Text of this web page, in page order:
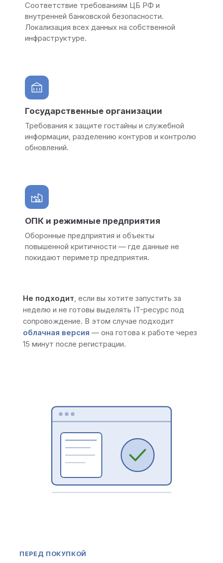
Соответствие требованиям ЦБ РФ и
внутренней банковской безопасности.
Локализация всех данных на собственной
инфраструктуре.
Государственные организации
Требования к защите гостайны и служебной
информации, разделению контуров и контролю
обновлений.
ОПК и режимные предприятия
Оборонные предприятия и объекты
повышенной критичности — где данные не
покидают периметр предприятия.
Не подходит, если вы хотите запустить за
неделю и не готовы выделять IT-ресурс под
сопровождение. В этом случае подходит
облачная версия — она готова к работе через
15 минут после регистрации.
ПЕРЕД ПОКУПКОЙ